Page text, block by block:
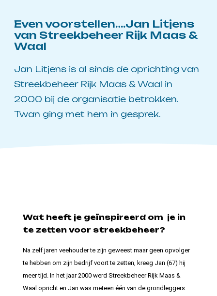
Even voorstellen….Jan Litjens
van Streekbeheer Rijk Maas &
Waal
Jan Litjens is al sinds de oprichting van
Streekbeheer Rijk Maas & Waal in
2000 bij de organisatie betrokken.
Twan ging met hem in gesprek.
Wat heeft je geïnspireerd om je in
te zetten voor streekbeheer?
Na zelf jaren veehouder te zijn geweest maar geen opvolger
te hebben om zijn bedrijf voort te zetten, kreeg Jan (67) hij
meer tijd. In het jaar 2000 werd Streekbeheer Rijk Maas &
Waal opricht en Jan was meteen één van de grondleggers